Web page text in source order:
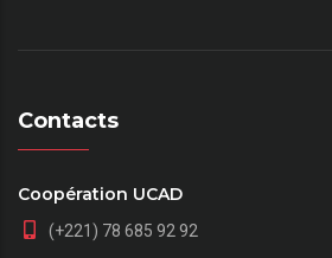
Contacts
Coopération UCAD
(+221) 78 685 92 92